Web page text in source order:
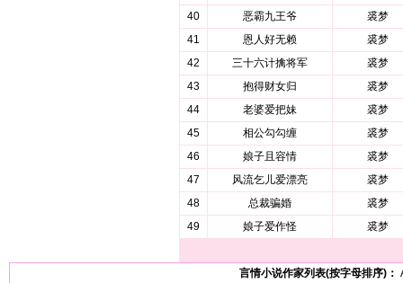
40
恶霸九王爷
裘梦
41
恩人好无赖
裘梦
42
三十六计擒将军
裘梦
43
抱得财女归
裘梦
44
老婆爱把妹
裘梦
45
相公勾勾缠
裘梦
46
娘子且容情
裘梦
47
风流乞儿爱漂亮
裘梦
48
总裁骗婚
裘梦
49
娘子爱作怪 裘梦
言情小说作家列表(按字母排序)：